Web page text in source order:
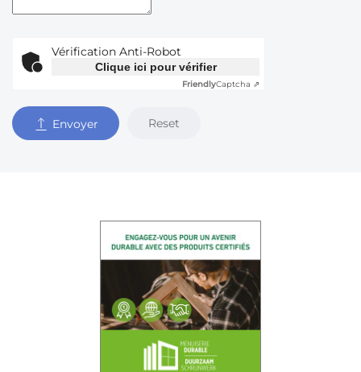
Vérification Anti-Robot
Clique ici pour vérifier
FriendlyCaptcha ⇗
Envoyer Reset